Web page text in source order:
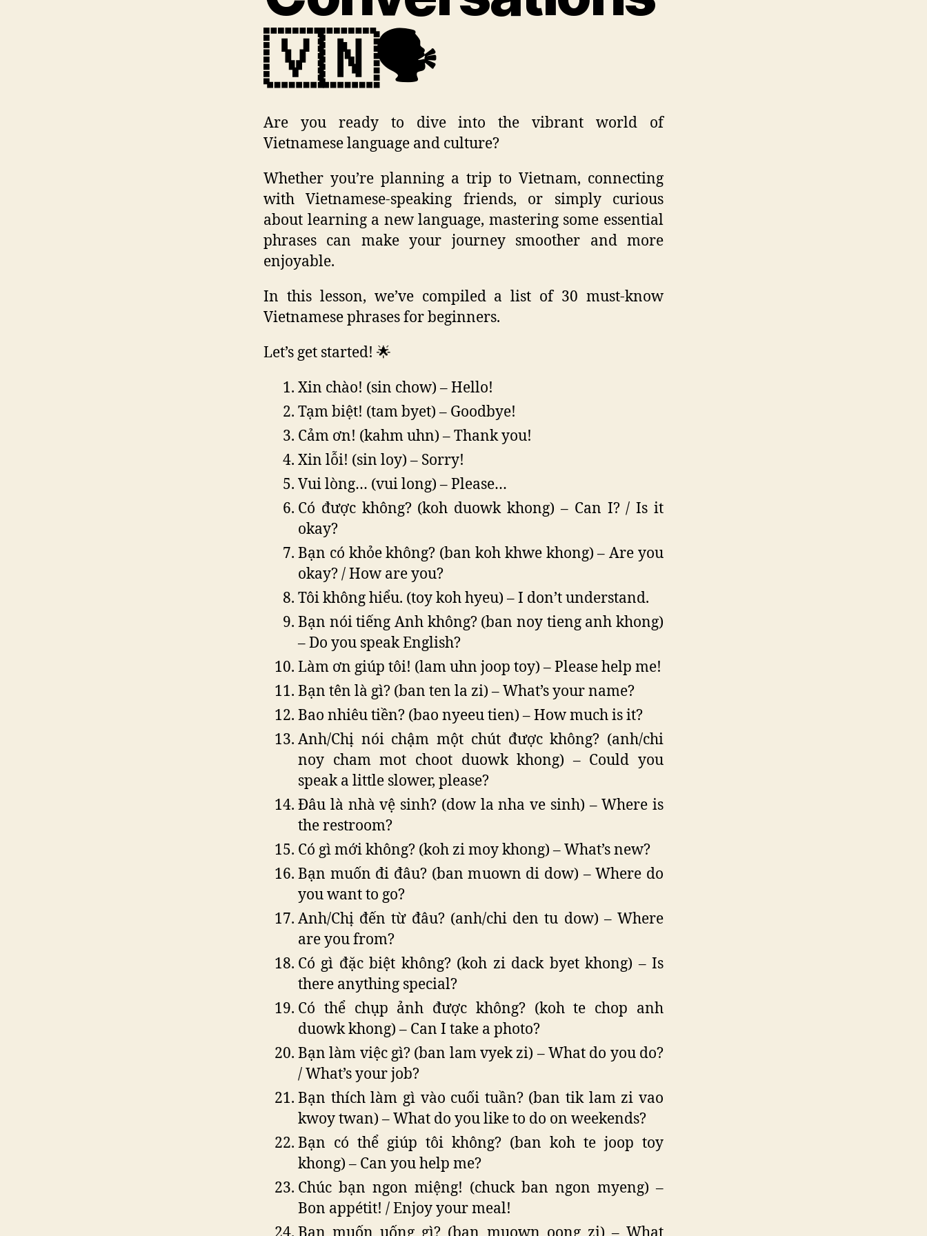
🇻🇳🗣️
Are you ready to dive into the vibrant world of
Vietnamese language and culture?
Whether you’re planning a trip to Vietnam, connecting
with Vietnamese-speaking friends, or simply curious
about learning a new language, mastering some essential
phrases can make your journey smoother and more
enjoyable.
In this lesson, we’ve compiled a list of 30 must-know
Vietnamese phrases for beginners.
Let’s get started! 🌟
Xin chào! (sin chow) – Hello!
Tạm biệt! (tam byet) – Goodbye!
Cảm ơn! (kahm uhn) – Thank you!
Xin lỗi! (sin loy) – Sorry!
Vui lòng… (vui long) – Please…
Có được không? (koh duowk khong) – Can I? / Is it
okay?
Bạn có khỏe không? (ban koh khwe khong) – Are you
okay? / How are you?
Tôi không hiểu. (toy koh hyeu) – I don’t understand.
Bạn nói tiếng Anh không? (ban noy tieng anh khong)
– Do you speak English?
Làm ơn giúp tôi! (lam uhn joop toy) – Please help me!
Bạn tên là gì? (ban ten la zi) – What’s your name?
Bao nhiêu tiền? (bao nyeeu tien) – How much is it?
Anh/Chị nói chậm một chút được không? (anh/chi
noy cham mot choot duowk khong) – Could you
speak a little slower, please?
Đâu là nhà vệ sinh? (dow la nha ve sinh) – Where is
the restroom?
Có gì mới không? (koh zi moy khong) – What’s new?
Bạn muốn đi đâu? (ban muown di dow) – Where do
you want to go?
Anh/Chị đến từ đâu? (anh/chi den tu dow) – Where
are you from?
Có gì đặc biệt không? (koh zi dack byet khong) – Is
there anything special?
Có thể chụp ảnh được không? (koh te chop anh
duowk khong) – Can I take a photo?
Bạn làm việc gì? (ban lam vyek zi) – What do you do?
/ What’s your job?
Bạn thích làm gì vào cuối tuần? (ban tik lam zi vao
kwoy twan) – What do you like to do on weekends?
Bạn có thể giúp tôi không? (ban koh te joop toy
khong) – Can you help me?
Chúc bạn ngon miệng! (chuck ban ngon myeng) –
Bon appétit! / Enjoy your meal!